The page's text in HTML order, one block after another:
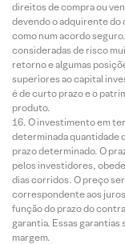
direitos de compra ou
devendo o adquirente do
como num acordo
consideradas de risco
retorno e algumas
superiores ao capital
é de curto prazo e o
produto.
O investimento em
determinada quantidade
prazo determinado. O
pelos investidores,
dias corridos. O preço
correspondente aos
função do prazo do
garantia. Essas garantias
margem.